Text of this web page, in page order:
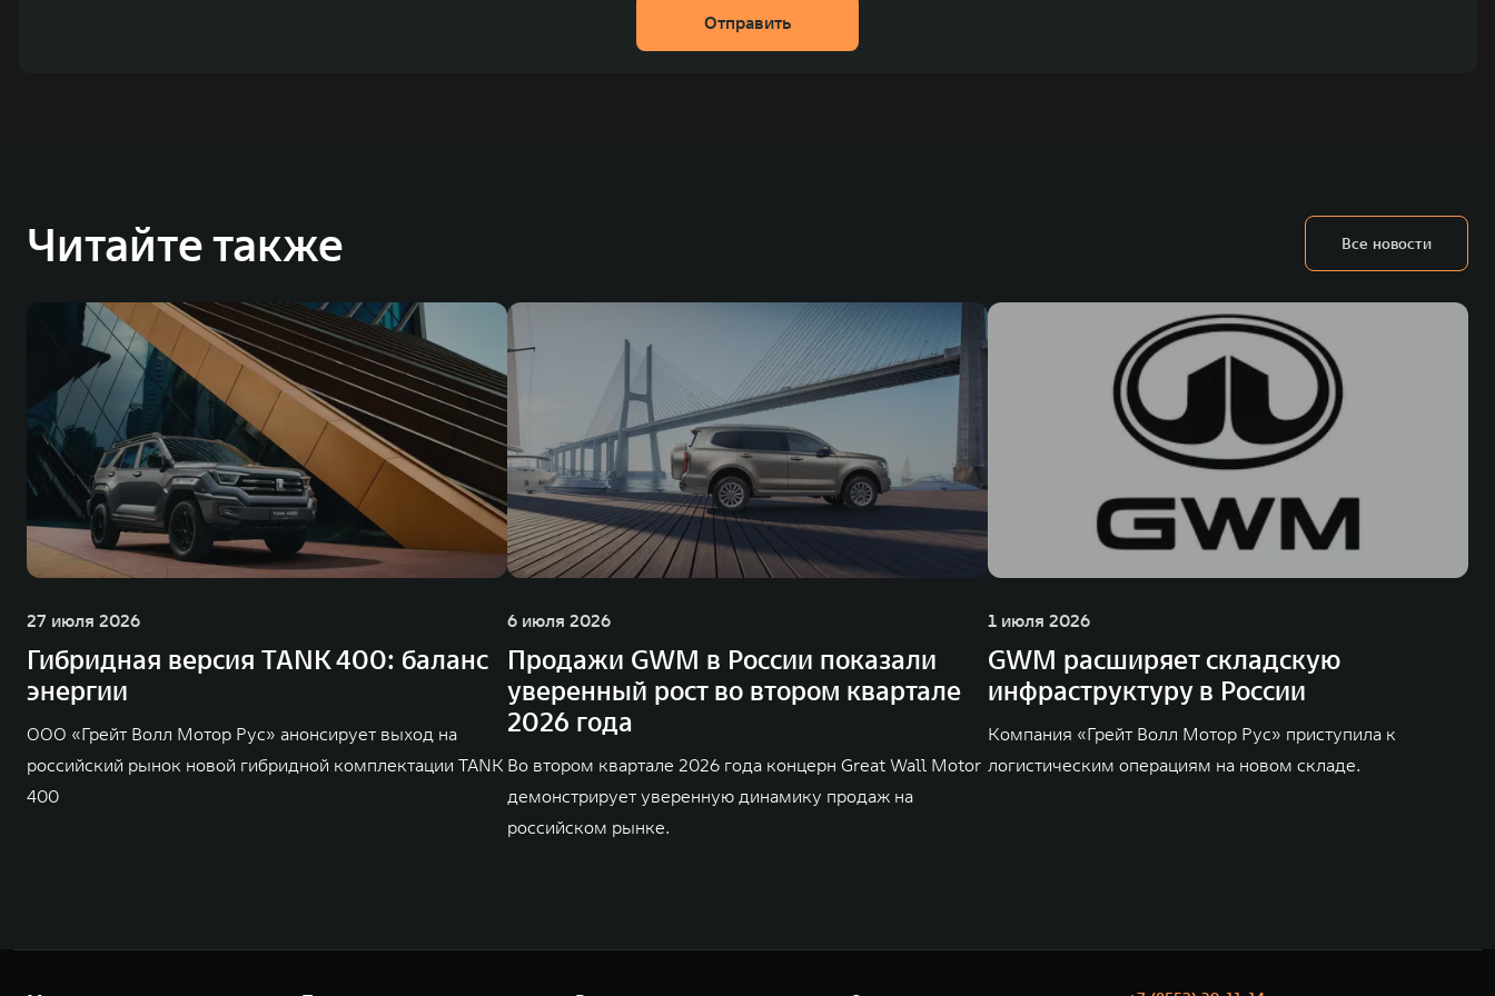
Отправить
Читайте также Все новости
27 июля 2026
Гибридная версия TANK 400: баланс
энергии
ООО «Грейт Волл Мотор Рус» анонсирует выход на
российский рынок новой гибридной комплектации TANK
400
6 июля 2026
Продажи GWM в России показали
уверенный рост во втором квартале
2026 года
Во втором квартале 2026 года концерн Great Wall Motor
демонстрирует уверенную динамику продаж на
российском рынке.
1 июля 2026
GWM расширяет складскую
инфраструктуру в России
Компания «Грейт Волл Мотор Рус» приступила к
логистическим операциям на новом складе.